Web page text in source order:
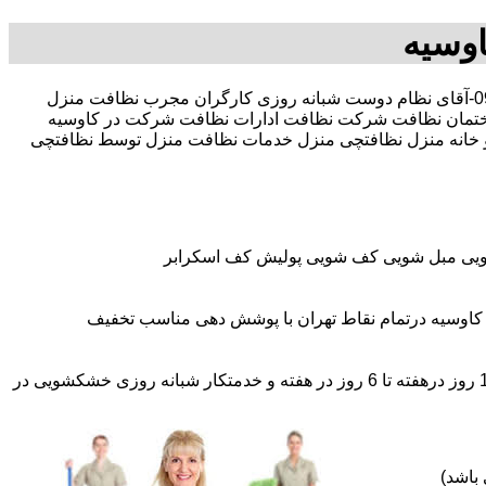
30 در صد تخفیف بیمه رایگان 09196351909-آقای نظام دوست شبانه روزی کارگران مجرب نظافت منزل
نظافت شرکت نظافت ادارات نظافت شرکت در کاوسیه
و خانه منزل نظافتچی منزل خدمات نظافت منزل توسط نظافتچی
مبل شویی کف شویی پولیش کف اسکرابر
درتمام نقاط تهران با پوشش دهی مناسب تخفیف
اعزام نظافتچی روزمزد و مهمان دار به تمام نقاط و در سراسر تهران (حرفه ای و آموزش دیده )اعزام خدمتکار ثابت روزانه (خانم)از 1 روز درهفته تا 6 روز در هفته و خدمتکار شبانه روزی خشکشویی در
باشد)